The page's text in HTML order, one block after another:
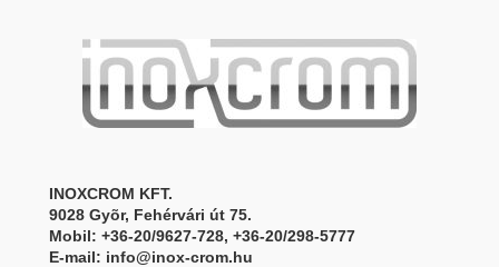
INOXCROM KFT.
9028 Gyõr, Fehérvári út 75.
Mobil: +36-20/9627-728, +36-20/298-5777
E-mail: info@inox-crom.hu